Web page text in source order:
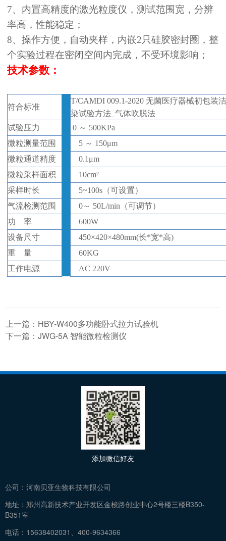
7、内置高精度的激光粒度仪 ，测试范围宽，分辨
率高，性能稳定；
8、操作方便，自动夹样，内嵌2只硅胶密封圈，整
个实验过程在密闭空间内完成，不受环境影响；
技术参数：
符合标准
T/CAMDI 009.1-2020 无菌医疗器械初包装
染试验方法_气体吹脱法
试验压力
0 ～ 500KPa
微粒测量范围
5 ～ 150μm
微粒通道精度
0.1μm
微粒采样面积
10cm²
采样时长
5~100s（可设置）
气流检测范围
0～ 50L/min （可调节）
功
率 600W
设备尺寸
450×420×480mm(长*宽*高)
重
量 60KG
工作电源
AC 220V
上一篇： HBY-W400多功能卧式拉力试验机
下一篇：JWG-5A 智能微粒检测仪
公司： 河南贝亚生物科技有限公司
地址： 郑州高新技术产业开发区金梭路创业中心2号楼三楼B350-
B351室
电话： 15638402031、400-9634366
添加微信好友